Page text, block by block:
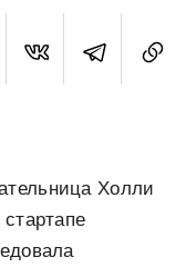
Холли